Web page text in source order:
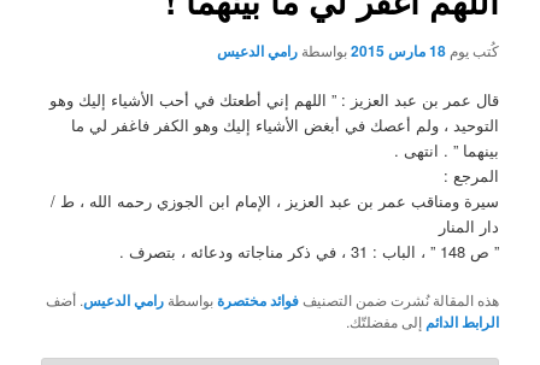
كُتب يوم18 مارس 2015 بواسطةرامي الدعيس
قال عمر بن عبد العزيز : ” اللهم إني أطعتك في أحب الأشياء إليك وهو
التوحيد ، ولم أعصك في أبغض الأشياء إليك وهو الكفر فاغفر لي ما
بينهما ” . انتهى .
المرجع :
سيرة ومناقب عمر بن عبد العزيز ، الإمام ابن الجوزي رحمه الله ، ط /
دار المنار
” ص 148 ” ، الباب : 31 ، في ذكر مناجاته ودعائه ، بتصرف .
هذه المقالة نُشرت ضمن التصنيففوائد مختصرةبواسطةرامي الدعيس. أضف
الرابط الدائم إلى مفضلتّك.